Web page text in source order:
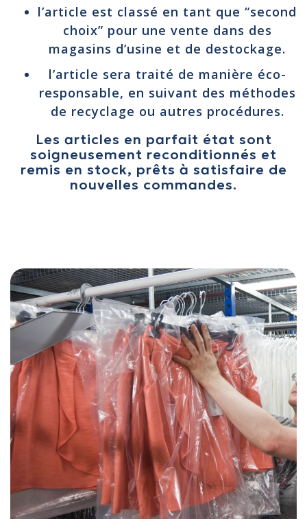
l’article est classé en tant que “second
choix” pour une vente dans des
magasins d’usine et de destockage.
l’article sera traité de manière éco-
responsable, en suivant des méthodes
de recyclage ou autres procédures.
Les articles en parfait état sont
soigneusement reconditionnés et
remis en stock, prêts à satisfaire de
nouvelles commandes.